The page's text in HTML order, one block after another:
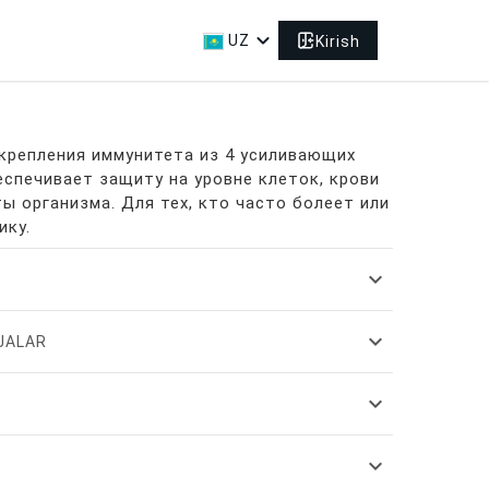
UZ expand_more Kirish
иммунитета из 4 усиливающих
защиту на уровне клеток, крови
организма. Для тех, кто часто болеет или
expand_more
expand_more
expand_more
expand_more